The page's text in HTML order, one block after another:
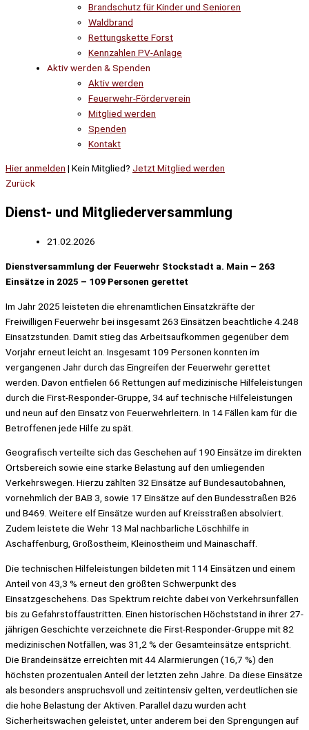
Brandschutz für Kinder und Senioren
Waldbrand
Rettungskette Forst
Kennzahlen PV-Anlage
Aktiv werden & Spenden
Aktiv werden
Feuerwehr-Förderverein
Mitglied werden
Spenden
Kontakt
Hier anmelden | Kein Mitglied? Jetzt Mitglied werden
Zurück
Dienst- und Mitgliederversammlung
21.02.2026
Dienstversammlung der Feuerwehr Stockstadt a. Main – 263
Einsätze in 2025 – 109 Personen gerettet
Im Jahr 2025 leisteten die ehrenamtlichen Einsatzkräfte der
Freiwilligen Feuerwehr bei insgesamt 263 Einsätzen beachtliche 4.248
Einsatzstunden. Damit stieg das Arbeitsaufkommen gegenüber dem
Vorjahr erneut leicht an. Insgesamt 109 Personen konnten im
vergangenen Jahr durch das Eingreifen der Feuerwehr gerettet
werden. Davon entfielen 66 Rettungen auf medizinische Hilfeleistungen
durch die First-Responder-Gruppe, 34 auf technische Hilfeleistungen
und neun auf den Einsatz von Feuerwehrleitern. In 14 Fällen kam für die
Betroffenen jede Hilfe zu spät.
Geografisch verteilte sich das Geschehen auf 190 Einsätze im direkten
Ortsbereich sowie eine starke Belastung auf den umliegenden
Verkehrswegen. Hierzu zählten 32 Einsätze auf Bundesautobahnen,
vornehmlich der BAB 3, sowie 17 Einsätze auf den Bundesstraßen B26
und B469. Weitere elf Einsätze wurden auf Kreisstraßen absolviert.
Zudem leistete die Wehr 13 Mal nachbarliche Löschhilfe in
Aschaffenburg, Großostheim, Kleinostheim und Mainaschaff.
Die technischen Hilfeleistungen bildeten mit 114 Einsätzen und einem
Anteil von 43,3 % erneut den größten Schwerpunkt des
Einsatzgeschehens. Das Spektrum reichte dabei von Verkehrsunfällen
bis zu Gefahrstoffaustritten. Einen historischen Höchststand in ihrer 27-
jährigen Geschichte verzeichnete die First-Responder-Gruppe mit 82
medizinischen Notfällen, was 31,2 % der Gesamteinsätze entspricht.
Die Brandeinsätze erreichten mit 44 Alarmierungen (16,7 %) den
höchsten prozentualen Anteil der letzten zehn Jahre. Da diese Einsätze
als besonders anspruchsvoll und zeitintensiv gelten, verdeutlichen sie
die hohe Belastung der Aktiven. Parallel dazu wurden acht
Sicherheitswachen geleistet, unter anderem bei den Sprengungen auf